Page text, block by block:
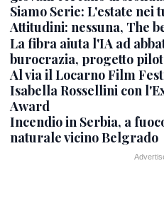
Siamo Serie: L'estate nei
Attitudini: nessuna, The
La fibra aiuta l'IA ad
burocrazia, progetto
Al via il Locarno Film
Isabella Rossellini con
Award
Incendio in Serbia, a
naturale vicino Belgrado